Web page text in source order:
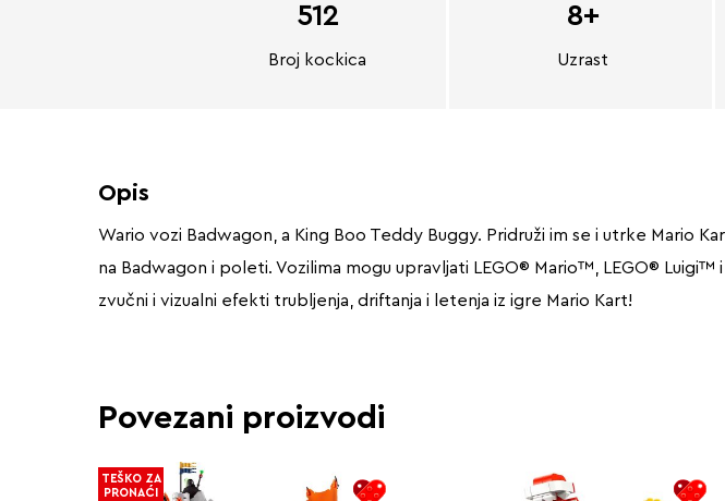
512
Broj kockica
8+
Uzrast
Opis
Wario vozi Badwagon, a King Boo Teddy Buggy. Pridruži im se i utrke Mario
na Badwagon i poleti. Vozilima mogu upravljati LEGO® Mario™, LEGO®
zvučni i vizualni efekti trubljenja, driftanja i letenja iz igre Mario Kart!
Povezani proizvodi
TEŠKO ZA
PRONAĆI